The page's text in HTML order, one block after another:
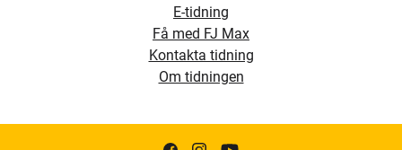
E-tidning
Få med FJ Max
Kontakta tidning
Om tidningen